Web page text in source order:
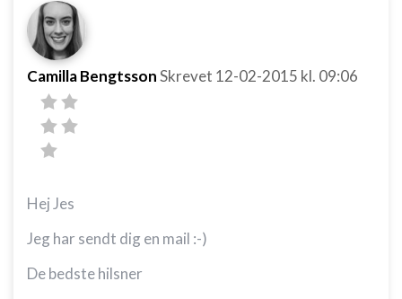
Camilla BengtssonSkrevet 12-02-2015 kl. 09:06
Hej Jes
Jeg har sendt dig en mail :-)
De bedste hilsner